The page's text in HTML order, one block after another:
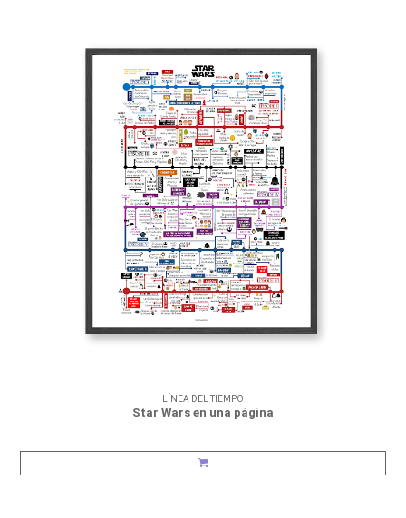
LÍNEA DEL TIEMPO
Star Wars en una página